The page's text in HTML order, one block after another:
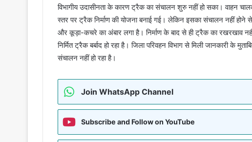
विभागीय उदासीनता के कारण ट्रैक का संचालन शुरु नहीं हो सका। वाहन
स्तर पर ट्रैक निर्माण की योजना बनाई गई। लेकिन इसका संचालन नहीं
और कूड़ा-कचरे का अंबार लगा है। निर्माण के बाद से ही ट्रैक का रखरखाव
निर्मित ट्रैक बर्बाद हो रहा है। जिला परिवहन विभाग से मिली जानकारी के
संचालन नहीं हो रहा है।
Join WhatsApp Channel
Subscribe and Follow on YouTube